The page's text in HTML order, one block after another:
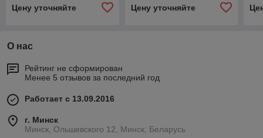
Цену уточняйте
Цену уточняйте
О нас
Рейтинг не сформирован
Менее 5 отзывов за последний год
Работает с 13.09.2016
г. Минск
Минск, Ольшевского 12, Минск, Беларусь